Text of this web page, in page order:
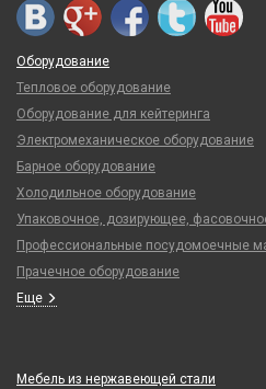
Оборудование
Тепловое оборудование
Оборудование для кейтеринга
Электромеханическое оборудование
Барное оборудование
Холодильное оборудование
Упаковочное, дозирующее,
Профессиональные посудомоечные
Прачечное оборудование
Еще
Мебель из нержавеющей стали